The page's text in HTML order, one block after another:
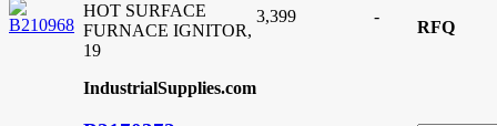
HOT SURFACE
FURNACE IGNITOR,
19
IndustrialSupplies.com
3,399 -
RFQ